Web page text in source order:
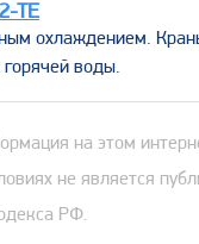
TE
охлаждением.
воды.
на этом
не является
РФ.